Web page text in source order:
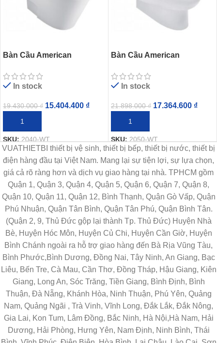
Bàn Cầu American
IDS Dynamic
In stock
19.430.000₫ 15.404.400 ₫
THÊM VÀO GIỎ HÀNG
SKU:2040-WT
Bàn Cầu American
IDS Natural
In stock
21.898.000₫ 17.364.600 ₫
THÊM VÀO GIỎ HÀNG
SKU:2050-WT
VUATHIETBI thiết bị vệ sinh, thiết bị bếp, thiết bị nước, thiết bị
điện hàng đầu tại Việt Nam. Mang lại sự tiện lợi, sự lựa chọn,
giá cả rõ ràng hơn và dịch vụ giao hàng tại nhà. TPHCM gồm
Quận 1, Quận 3, Quận 4, Quận 5, Quận 6, Quận 7, Quận 8,
Quận 10, Quận 11, Quận 12, Bình Thạnh, Quận Gò Vấp, Quận
Phú Nhuận, Quận Tân Bình, Quận Tân Phú, Quận Bình Tân.
(Quận 2, 9, Thủ Đức gộp lại thành Tp. Thủ Đức) Huyện Nhà
Bè, Huyện Hóc Môn, Huyện Củ Chi, Huyện Cần Giờ, Huyện
Bình Chánh ngoài ra hỗ trợ giao hàng đến Bà Rịa Vũng Tàu,
Bình Phước,Bình Dương, Đồng Nai, Tây Ninh, An Giang, Bạc
Liêu, Bến Tre, Cà Mau, Cần Thơ, Đồng Tháp, Hậu Giang, Kiên
Giang, Long An, Sóc Trăng, Tiền Giang, Bình Định, Bình
Thuận, Đà Nẵng, Khánh Hòa, Ninh Thuận, Phú Yên, Quảng
Nam, Quảng Ngãi , Trà Vinh, Vĩnh Long, Đắk Lắk, Đắk Nông,
Gia Lai, Kon Tum, Lâm Đồng, Bắc Ninh, Hà Nội,Hà Nam, Hải
Dương, Hải Phòng, Hưng Yên, Nam Định, Ninh Bình, Thái